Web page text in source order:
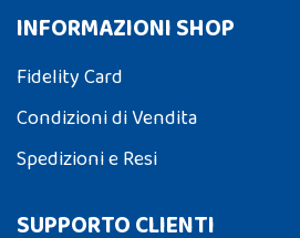
INFORMAZIONI SHOP
Fidelity Card
Condizioni di Vendita
Spedizioni e Resi
SUPPORTO CLIENTI